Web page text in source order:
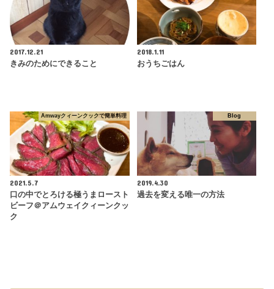
2017.12.21
きみのためにできること
2018.1.11
おうちごはん
Amwayクィーンクックで簡単料理
2021.5.7
口の中でとろける極うまロースト
ビーフ＠アムウェイクィーンクッ
ク
Blog
2019.4.30
過去を変える唯一の方法